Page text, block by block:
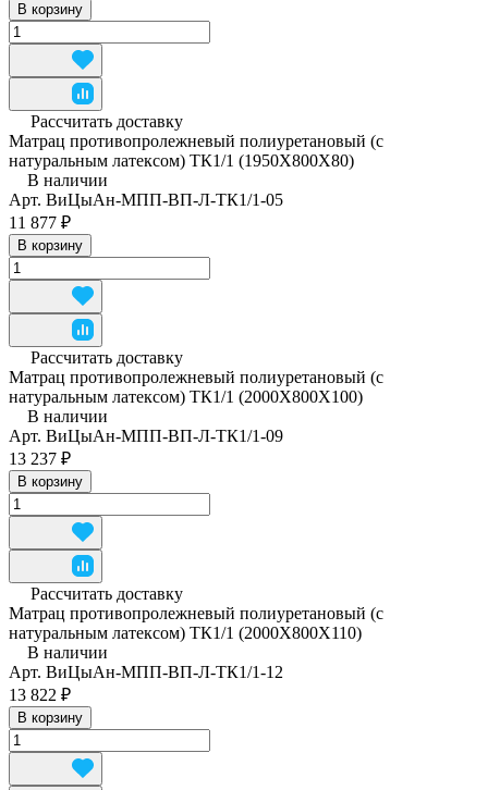
В корзину
Рассчитать доставку
Матрац противопролежневый полиуретановый (с
натуральным латексом) ТК1/1 (1950Х800Х80)
В наличии
Арт. ВиЦыАн-МПП-ВП-Л-ТК1/1-05
11 877 ₽
В корзину
Рассчитать доставку
Матрац противопролежневый полиуретановый (с
натуральным латексом) ТК1/1 (2000Х800Х100)
В наличии
Арт. ВиЦыАн-МПП-ВП-Л-ТК1/1-09
13 237 ₽
В корзину
Рассчитать доставку
Матрац противопролежневый полиуретановый (с
натуральным латексом) ТК1/1 (2000Х800Х110)
В наличии
Арт. ВиЦыАн-МПП-ВП-Л-ТК1/1-12
13 822 ₽
В корзину